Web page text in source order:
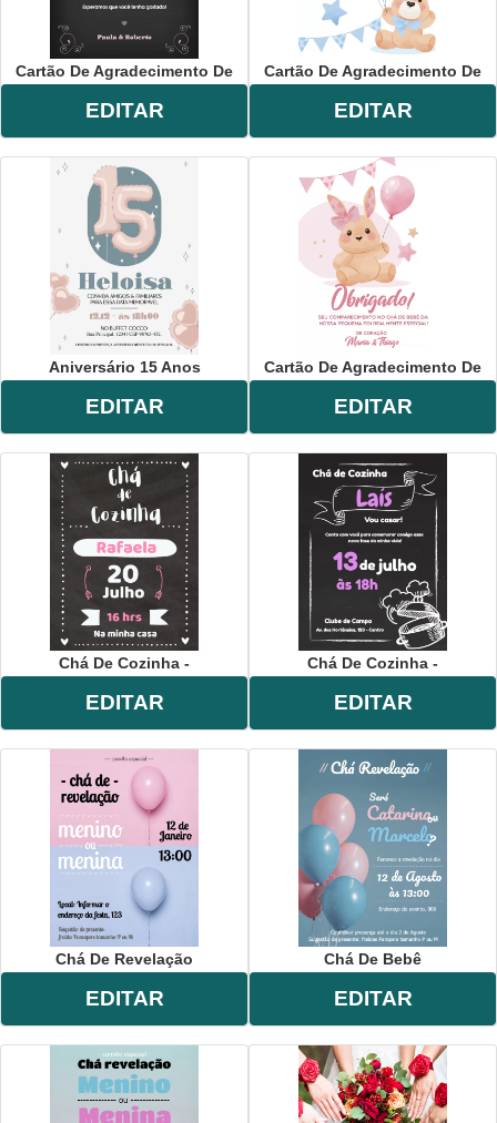
Cartão De Agradecimento De
EDITAR
Cartão De Agradecimento De
EDITAR
Aniversário 15 Anos
EDITAR
Cartão De Agradecimento De
EDITAR
Chá De Cozinha -
EDITAR
Chá De Cozinha -
EDITAR
Chá De Revelação
EDITAR
Chá De Bebê
EDITAR